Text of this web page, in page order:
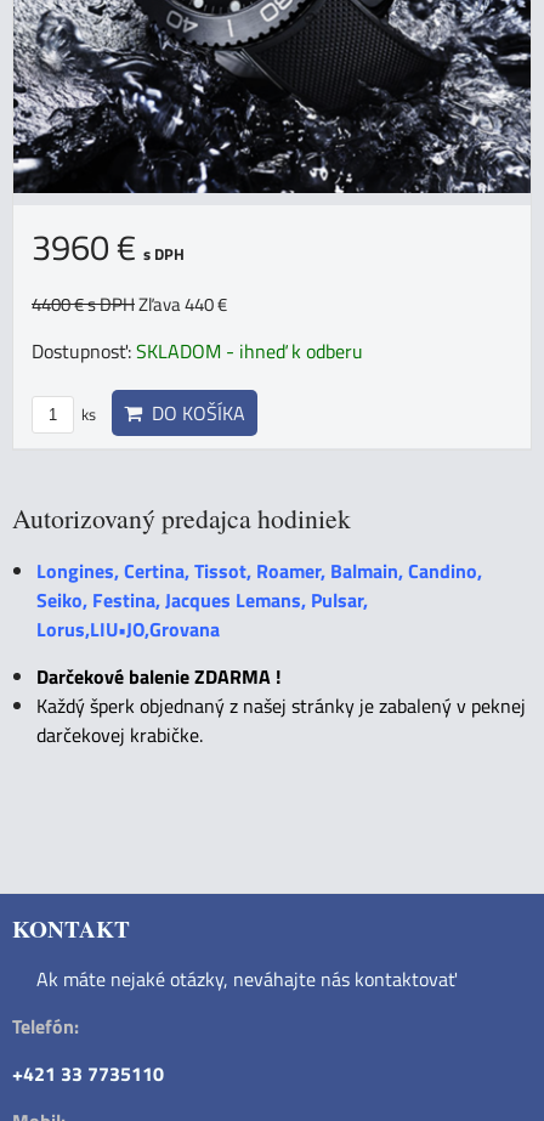
3960 € s DPH
4400 €s DPHZľava 440 €
Dostupnosť:SKLADOM - ihneď k odberu
ks DO KOŠÍKA
Autorizovaný predajca hodiniek
Longines, Certina, Tissot, Roamer, Balmain, Candino,
Seiko, Festina, Jacques Lemans, Pulsar,
Lorus,LIU•JO,Grovana
Darčekové balenie ZDARMA !
Každý šperk objednaný z našej stránky je zabalený v peknej
darčekovej krabičke.
KONTAKT
Ak máte nejaké otázky, neváhajte nás kontaktovať
Telefón:
+421 33 7735110